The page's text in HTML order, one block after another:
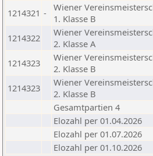
1214321 -
Wiener
1. Klasse B
1214322
Wiener
2. Klasse A
1214323
Wiener
2. Klasse B
1214323
Wiener
2. Klasse B
Gesamtpartien 4
Elozahl per 01.04.2026
Elozahl per 01.07.2026
Elozahl per 01.10.2026